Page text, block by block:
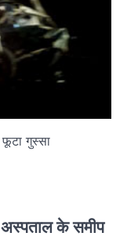
फूटा गुस्सा
के समीप